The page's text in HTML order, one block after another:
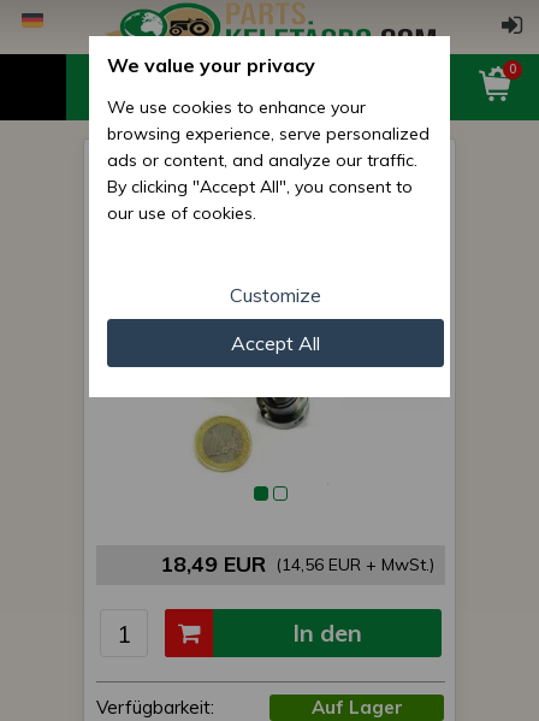
0
MTS Einspritzpumpe
Elemente (für .3 JAZDA
18,49 EUR (14,56 EUR + MwSt.)
Verfügbarkeit:
Auf Lager
In den
Einkaufswagen
We value your privacy
We use cookies to enhance your
browsing experience, serve personalized
ads or content, and analyze our traffic.
By clicking "Accept All", you consent to
our use of cookies.
Customize
Accept All